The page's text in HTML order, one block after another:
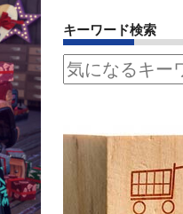
キーワード検索